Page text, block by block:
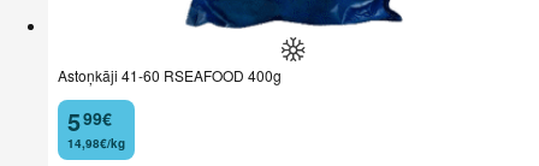
Astoņkāji 41-60 RSEAFOOD 400g
5
. 99€
14,98€/kg